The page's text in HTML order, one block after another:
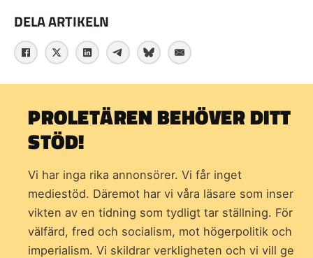
DELA ARTIKELN
PROLETÄREN BEHÖVER DITT
STÖD!
Vi har inga rika annonsörer. Vi får inget
mediestöd. Däremot har vi våra läsare som inser
vikten av en tidning som tydligt tar ställning. För
välfärd, fred och socialism, mot högerpolitik och
imperialism. Vi skildrar verkligheten och vi vill ge